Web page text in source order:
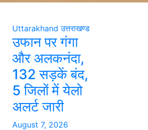
Uttarakhand उत्तराखण्ड
उफान पर गंगा
और अलकनंदा,
132 सड़कें बंद,
5 जिलों में येलो
अलर्ट जारी
August 7, 2026